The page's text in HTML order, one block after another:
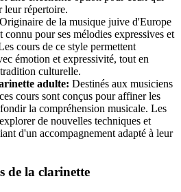
leur répertoire.
Originaire de la musique juive d'Europe
connu pour ses mélodies expressives et
cours de ce style permettent
émotion et expressivité, tout en
culturelle.
adulte: Destinés aux musiciens
cours sont conçus pour affiner les
la compréhension musicale. Les
de nouvelles techniques et
d'un accompagnement adapté à leur
de la clarinette